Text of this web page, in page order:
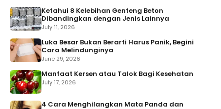
Ketahui 8 Kelebihan Genteng Beton
Dibandingkan dengan Jenis Lainnya
July 11, 2026
Luka Besar Bukan Berarti Harus Panik, Begini
Cara Melindunginya
June 29, 2026
Manfaat Kersen atau Talok Bagi Kesehatan
July 17, 2026
4 Cara Menghilangkan Mata Panda dan